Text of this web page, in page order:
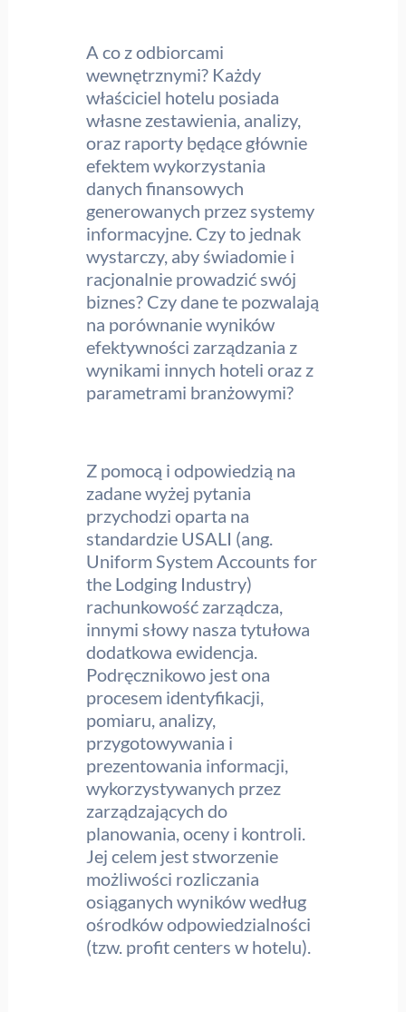
A co z odbiorcami
wewnętrznymi? Każdy
właściciel hotelu posiada
własne zestawienia, analizy,
oraz raporty będące głównie
efektem wykorzystania
danych finansowych
generowanych przez systemy
informacyjne. Czy to jednak
wystarczy, aby świadomie i
racjonalnie prowadzić swój
biznes? Czy dane te pozwalają
na porównanie wyników
efektywności zarządzania z
wynikami innych hoteli oraz z
parametrami branżowymi?
Z pomocą i odpowiedzią na
zadane wyżej pytania
przychodzi oparta na
standardzie USALI (ang.
Uniform System Accounts for
the Lodging Industry)
rachunkowość zarządcza,
innymi słowy nasza tytułowa
dodatkowa ewidencja.
Podręcznikowo jest ona
procesem identyfikacji,
pomiaru, analizy,
przygotowywania i
prezentowania informacji,
wykorzystywanych przez
zarządzających do
planowania, oceny i kontroli.
Jej celem jest stworzenie
możliwości rozliczania
osiąganych wyników według
ośrodków odpowiedzialności
(tzw. profit centers w hotelu).